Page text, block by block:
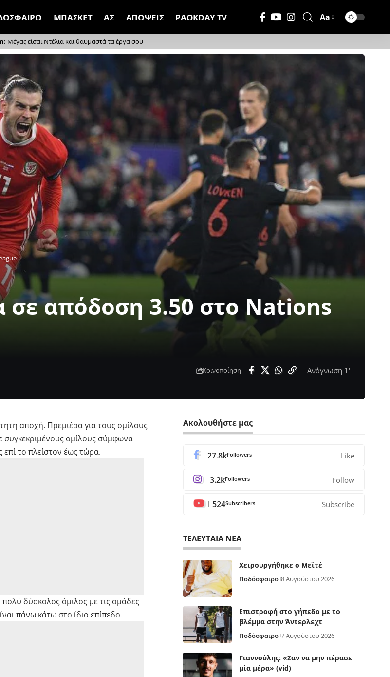
ΜΠΑΣΚΕΤ ΑΣ ΑΠΟΨΕΙΣ PAOKDAY TV
Μέγεθος
Γραμματοσειράς
Aa
Μέγας είσαι Ντέλια και θαυμαστά τα έργα σου
σε απόδοση 3.50 στο Nations
Κοινοποίηση Ανάγνωση 1'
αποχή. Πρεμιέρα για τους ομίλους
ομίλους σύμφωνα
το πλείστον έως τώρα.
δύσκολος όμιλος με τις ομάδες
πάνω κάτω στο ίδιο επίπεδο.
Ακολουθήστε μας
27.8kFollowers Like
3.2kFollowers Follow
524Subscribers Subscribe
ΤΕΛΕΥΤΑΙΑ ΝΕΑ
Χειρουργήθηκε ο Μεϊτέ
Ποδόσφαιρο 8 Αυγούστου 2026
Επιστροφή στο γήπεδο με το
βλέμμα στην Άντερλεχτ
Ποδόσφαιρο 7 Αυγούστου 2026
Γιαννούλης: «Σαν να μην πέρασε
μία μέρα» (vid)